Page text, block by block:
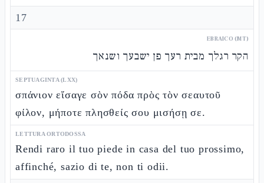
17
EBRAICO (MT)
הקר רגלך מבית רעך פן ישבעך ושנאך
SEPTUAGINTA (LXX)
σπάνιον εἴσαγε σὸν πόδα πρὸς τὸν σεαυτοῦ
φίλον, μήποτε πλησθείς σου μισήσῃ σε.
LETTURA ORTODOSSA
Rendi raro il tuo piede in casa del tuo prossimo,
affinché, sazio di te, non ti odii.